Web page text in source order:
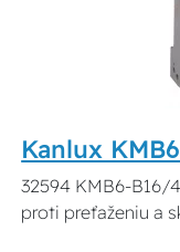
Kanlux
32594 KMB6-B16/
proti preťaženiu a